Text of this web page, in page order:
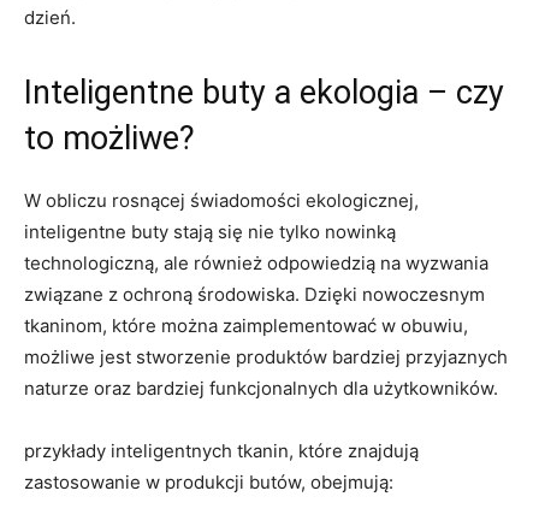
dzień.
Inteligentne buty a ekologia – czy
to możliwe?
W obliczu rosnącej świadomości ekologicznej,
inteligentne buty stają się nie tylko nowinką
technologiczną, ale również odpowiedzią na wyzwania
związane z ochroną środowiska. Dzięki nowoczesnym
tkaninom, które można zaimplementować w obuwiu,
możliwe jest stworzenie produktów bardziej przyjaznych
naturze oraz bardziej funkcjonalnych dla użytkowników.
przykłady inteligentnych tkanin, które znajdują
zastosowanie w produkcji butów, obejmują: